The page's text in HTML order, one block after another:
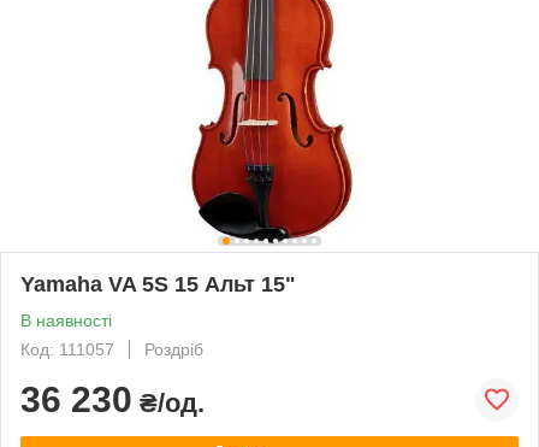
Yamaha VA 5S 15 Альт 15"
В наявності
Код: 111057
Роздріб
36 230 ₴/од.